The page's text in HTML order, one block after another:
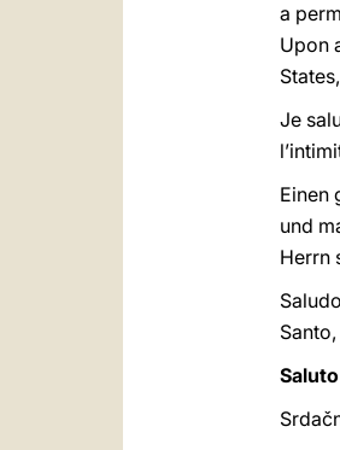
a
Upon
Je
Einen
und
Herrn